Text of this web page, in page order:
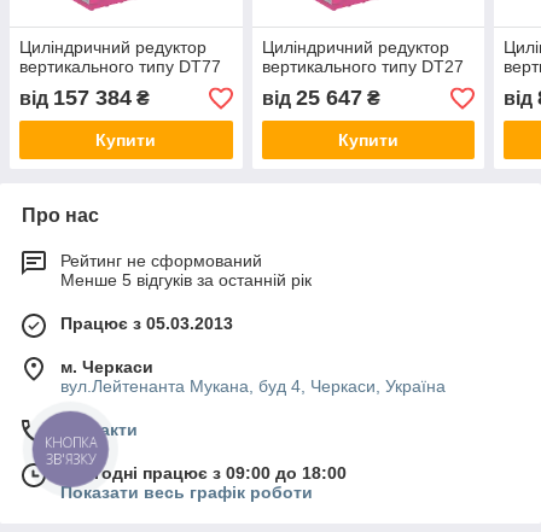
Циліндричний редуктор
вертикального типу DT77
від 157 384 ₴
Купити
Циліндричний редуктор
вертикального типу DT27
від 25 647₴
Купити
від
Про нас
Рейтинг не сформований
Менше 5 відгуків за останній рік
Працює з 05.03.2013
м. Черкаси
вул.Лейтенанта Мукана, буд 4, Черкаси, Україна
Контакти
Сьогодні працює з 09:00 до 18:00
Показати весь графік роботи
КНОПКА
ЗВ'ЯЗКУ